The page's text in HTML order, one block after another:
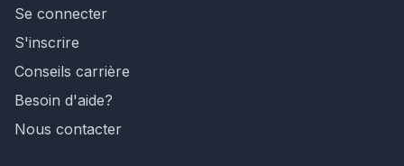
Se connecter
S'inscrire
Conseils carrière
Besoin d'aide?
Nous contacter